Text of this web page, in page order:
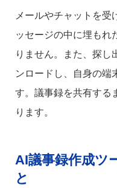
メールやチャットを受
ッセージの中に埋もれ
りません。また、探し
ンロードし、自身の端
す。議事録を共有する
ります。
AI議事録作成ツ
と